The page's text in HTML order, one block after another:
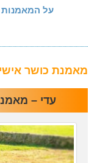
על המאמנות
מאמנת כושר
עדי –